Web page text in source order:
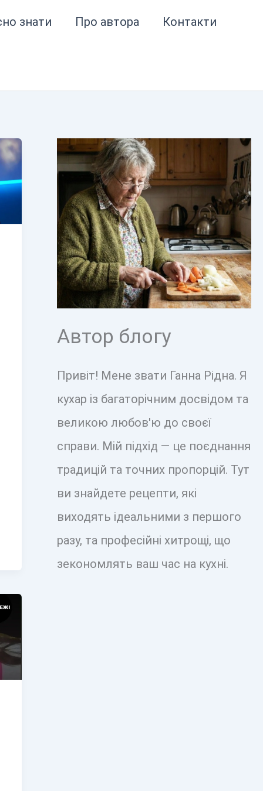
знати Про автора Контакти
Автор блогу
Привіт! Мене звати Ганна Рідна. Я
кухар із багаторічним досвідом та
великою любов'ю до своєї
справи. Мій підхід — це поєднання
традицій та точних пропорцій. Тут
ви знайдете рецепти, які
виходять ідеальними з першого
разу, та професійні хитрощі, що
зекономлять ваш час на кухні.